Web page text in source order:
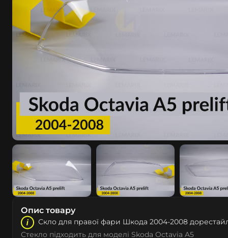
Опис товару
Скло для правої фари Шкода 2004-2008
Стекло підходить для моделі Skoda Octavia A5